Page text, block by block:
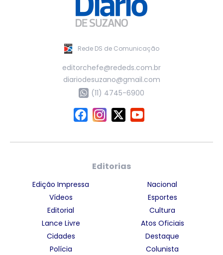
Rede DS de Comunicação
editorchefe@rededs.com.br
diariodesuzano@gmail.com
(11) 4745-6900
Editorias
Edição Impressa
Vídeos
Editorial
Lance Livre
Cidades
Polícia
Nacional
Esportes
Cultura
Atos Oficiais
Destaque
Colunista